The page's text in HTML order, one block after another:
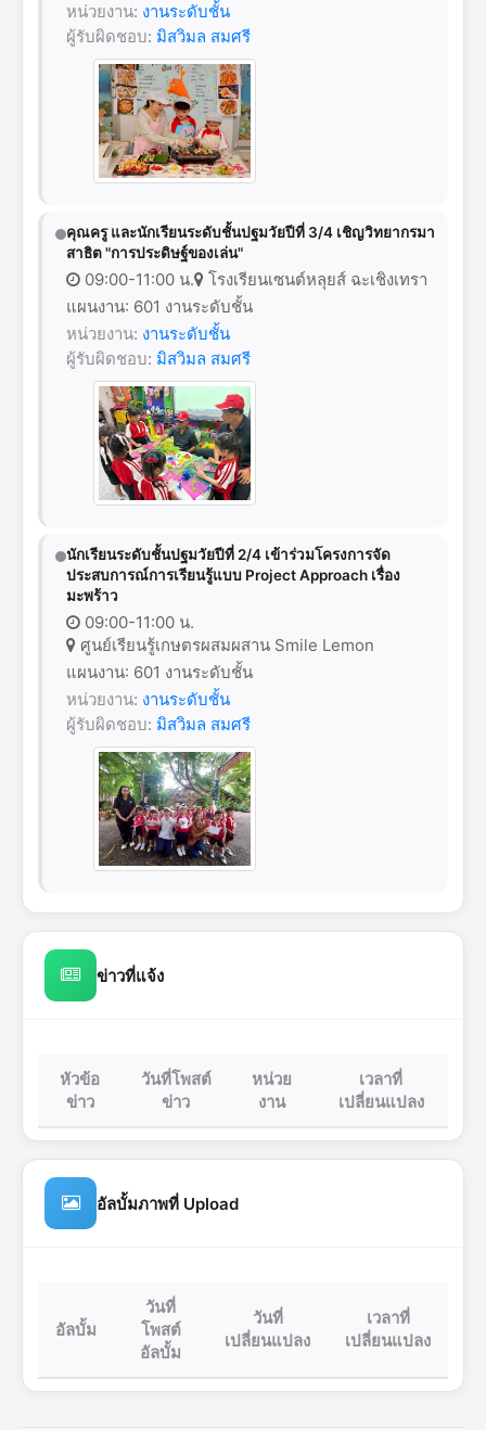
หน่วยงาน: งานระดับชั้น
ผู้รับผิดชอบ: มิสวิมล สมศรี
คุณครู และนักเรียนระดับชั้นปฐมวัยปีที่ 3/4 เชิญวิทยากรมา
สาธิต "การประดิษฐ์ของเล่น"
09:00-11:00 น.
โรงเรียนเซนต์หลุยส์ ฉะเชิงเทรา
แผนงาน: 601 งานระดับชั้น
หน่วยงาน: งานระดับชั้น
ผู้รับผิดชอบ: มิสวิมล สมศรี
นักเรียนระดับชั้นปฐมวัยปีที่ 2/4 เข้าร่วมโครงการจัด
ประสบการณ์การเรียนรู้แบบ Project Approach เรื่อง
มะพร้าว
09:00-11:00 น.
ศูนย์เรียนรู้เกษตรผสมผสาน Smile Lemon
แผนงาน: 601 งานระดับชั้น
หน่วยงาน: งานระดับชั้น
ผู้รับผิดชอบ: มิสวิมล สมศรี
ข่าวที่แจ้ง
หัวข้อ
ข่าว
วันที่โพสต์
ข่าว
หน่วย
งาน
เวลาที่
เปลี่ยนแปลง
อัลบั้มภาพที่ Upload
อัลบั้ม
วันที่
โพสต์
อัลบั้ม
วันที่
เปลี่ยนแปลง
เวลาที่
เปลี่ยนแปลง